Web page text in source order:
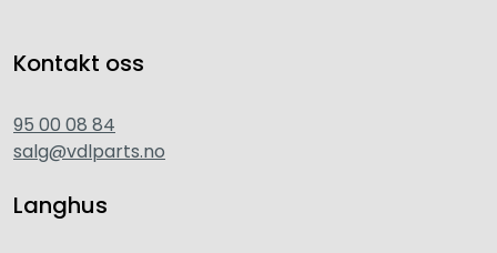
Kontakt oss
95 00 08 84
salg@vdlparts.no
Langhus